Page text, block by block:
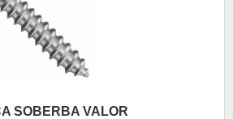
SOBERBA VALOR